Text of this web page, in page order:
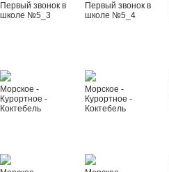
Первый звонок в
школе №5_3
Первый звонок в
школе №5_4
Морское -
Курортное -
Коктебель
Морское -
Курортное -
Коктебель